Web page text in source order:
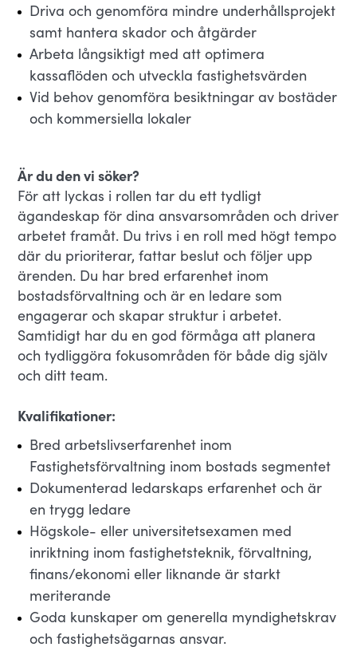
Driva och genomföra mindre underhållsprojekt
samt hantera skador och åtgärder
Arbeta långsiktigt med att optimera
kassaflöden och utveckla fastighetsvärden
Vid behov genomföra besiktningar av bostäder
och kommersiella lokaler
Är du den vi söker?
För att lyckas i rollen tar du ett tydligt
ägandeskap för dina ansvarsområden och driver
arbetet framåt. Du trivs i en roll med högt tempo
där du prioriterar, fattar beslut och följer upp
ärenden. Du har bred erfarenhet inom
bostadsförvaltning och är en ledare som
engagerar och skapar struktur i arbetet.
Samtidigt har du en god förmåga att planera
och tydliggöra fokusområden för både dig själv
och ditt team.
Kvalifikationer:
Bred arbetslivserfarenhet inom
Fastighetsförvaltning inom bostads segmentet
Dokumenterad ledarskaps erfarenhet och är
en trygg ledare
Högskole- eller universitetsexamen med
inriktning inom fastighetsteknik, förvaltning,
finans/ekonomi eller liknande är starkt
meriterande
Goda kunskaper om generella myndighetskrav
och fastighetsägarnas ansvar.